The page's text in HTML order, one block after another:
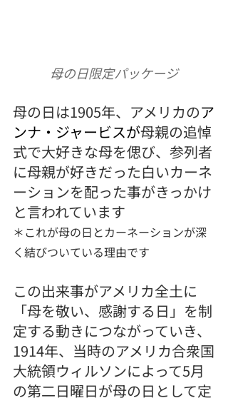
母の日限定パッケージ
母の日は1905年、アメリカのア
ンナ・ジャービスが母親の追悼
式で大好きな母を偲び、参列者
に母親が好きだった白いカーネ
ーションを配った事がきっかけ
と言われています
＊これが母の日とカーネーションが深
く結びついている理由です
この出来事がアメリカ全土に
「母を敬い、感謝する日」を制
定する動きにつながっていき、
1914年、当時のアメリカ合衆国
大統領ウィルソンによって5月
の第二日曜日が母の日として定